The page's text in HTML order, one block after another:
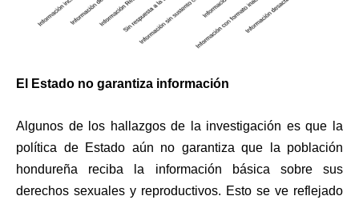
El Estado no garantiza información
Algunos de los hallazgos de la investigación es que la
política de Estado aún no garantiza que la población
hondureña reciba la información básica sobre sus
derechos sexuales y reproductivos. Esto se ve reflejado